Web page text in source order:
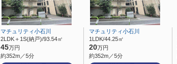
マチュリティ小石川
2LDK＋1S(納戸)/93.54㎡
45万円
約352m／5分
マチュリティ小石川
1LDK/44.25㎡
20万円
約352m／5分